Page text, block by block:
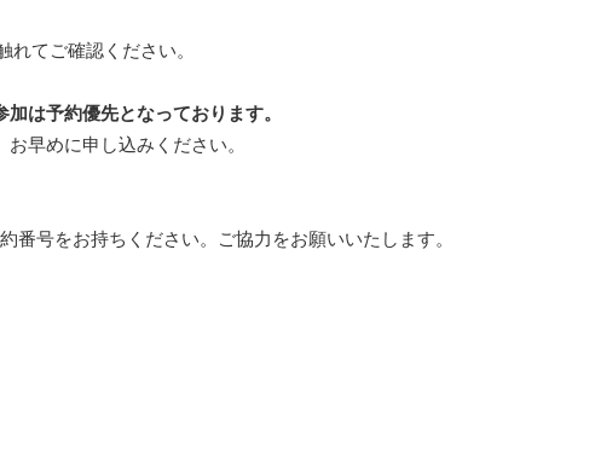
てご確認ください。
は予約優先となっております。
早めに申し込みください。
号をお持ちください。ご協力をお願いいたします。